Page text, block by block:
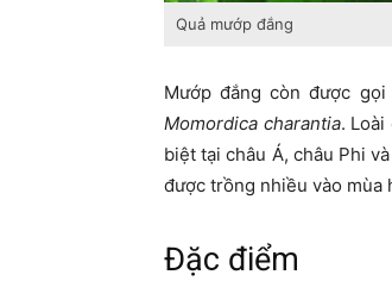
Quả mướp đắng
Mướp đắng còn được
Momordica charantia. Loài
biệt tại châu Á, châu Phi
được trồng nhiều vào mùa
Đặc điểm